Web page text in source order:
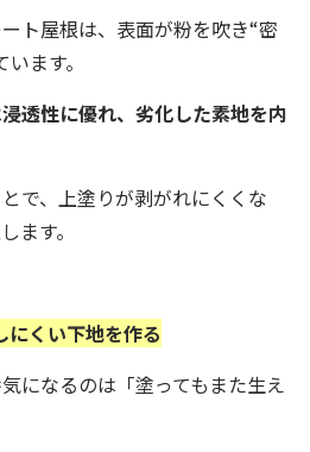
ト屋根は、表面が粉を吹き“密
ます。
透性に優れ、劣化した素地を内
で、上塗りが剥がれにくくな
ます。
にくい下地を作る
になるのは「塗ってもまた生え